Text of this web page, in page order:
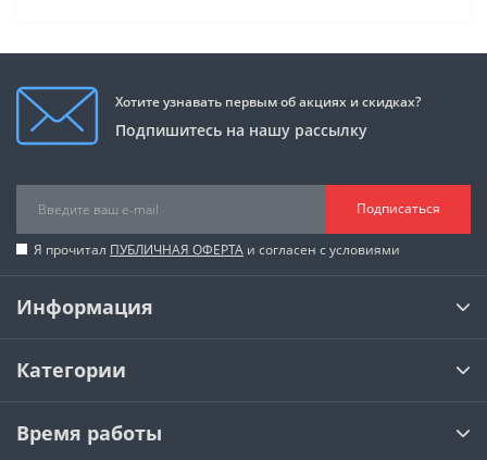
Хотите узнавать первым об акциях и скидках?
Подпишитесь на нашу рассылку
Подписаться
Я прочитал ПУБЛИЧНАЯ ОФЕРТА и согласен с условиями
Информация
Категории
Время работы